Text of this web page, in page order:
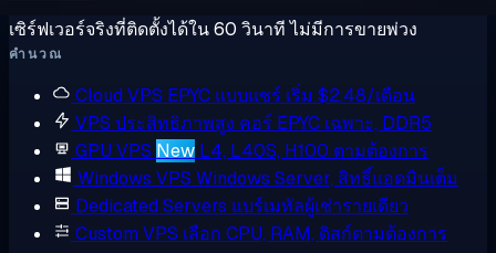
เซิร์ฟเวอร์จริงที่ติดตั้งได้ใน 60 วินาที ไม่มีการขายพ่วง
คำนวณ
Cloud VPS EPYC แบบแชร์ เริ่ม $2.48/เดือน
VPS ประสิทธิภาพสูง คอร์ EPYC เฉพาะ, DDR5
GPU VPS New L4, L40S, H100 ตามต้องการ
Windows VPS Windows Server, สิทธิ์แอดมินเต็ม
Dedicated Servers แบร์เมทัลผู้เช่ารายเดียว
Custom VPS เลือก CPU, RAM, ดิสก์ตามต้องการ